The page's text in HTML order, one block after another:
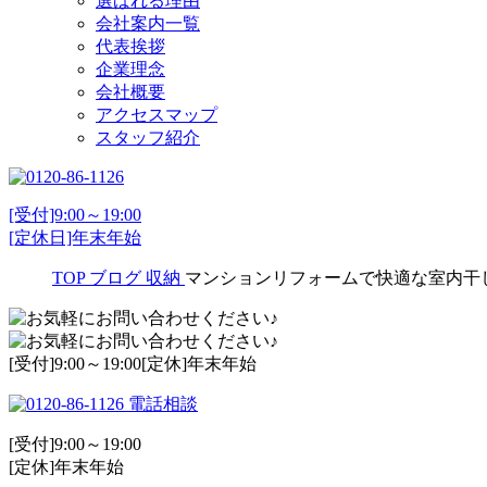
会社案内一覧
代表挨拶
企業理念
会社概要
アクセスマップ
スタッフ紹介
[受付]9:00～19:00
[定休日]年末年始
TOP ブログ 収納 マンションリフォームで快適な室内干
[受付]9:00～19:00[定休]年末年始
電話相談
[受付]9:00～19:00
[定休]年末年始